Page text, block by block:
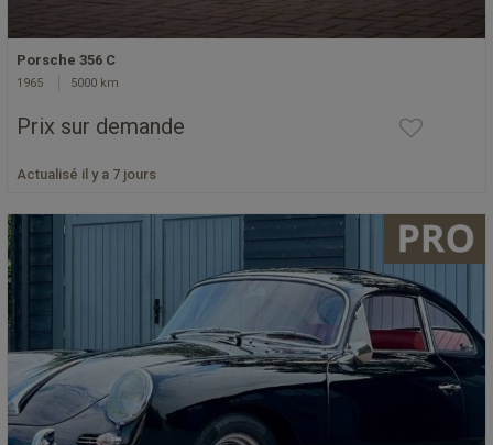
Porsche 356 C
1965 5000 km
Prix sur demande
Actualisé il y a 7 jours